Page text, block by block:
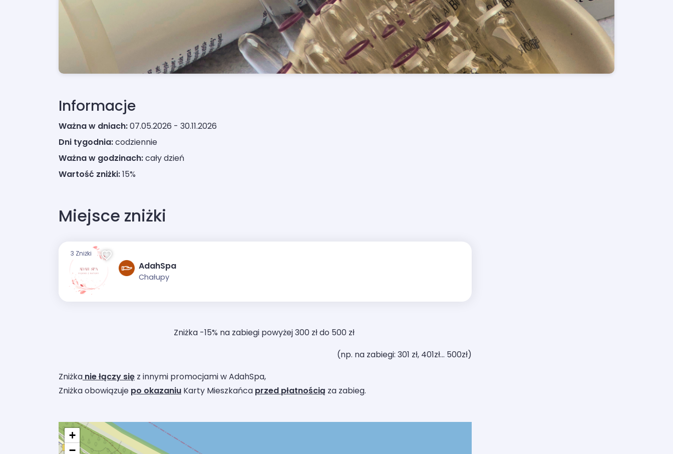
Informacje
Ważna w dniach:07.05.2026 - 30.11.2026
Dni tygodnia:codziennie
Ważna w godzinach:cały dzień
Wartość zniżki:15%
Miejsce zniżki
3 Zniżki
AdahSpa
Chałupy
Zniżka -15% na zabiegi powyżej 300 zł do 500 zł
(np. na zabiegi: 301 zł, 401zł... 500zł)
Zniżka nie łączy się z innymi promocjami w AdahSpa,
Zniżka obowiązuje po okazaniu Karty Mieszkańca przed płatnością za zabieg.
+
−